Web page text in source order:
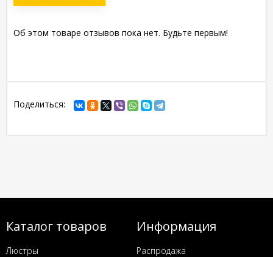
Об этом товаре отзывов пока нет. Будьте первым!
Поделиться:
Каталог товаров
Люстры
Информация
Распродажа